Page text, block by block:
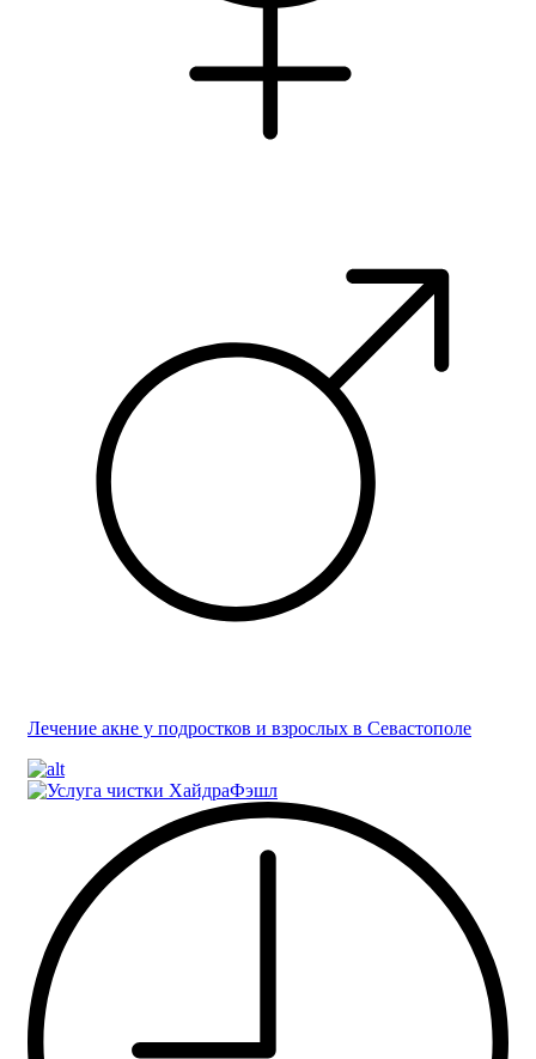
Лечение акне у подростков и взрослых в Севастополе